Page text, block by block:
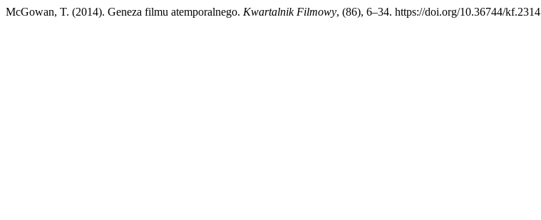
McGowan, T. (2014). Geneza filmu atemporalnego. Kwartalnik Filmowy, (86), 6–34. https://doi.org/10.36744/kf.2314